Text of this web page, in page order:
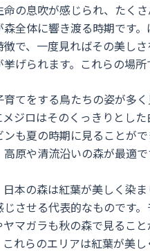
命の息吹が感じられ、たく
森全体に響き渡る時期です
徴で、一度見ればその美し
げられます。これらの場
育てをする鳥たちの姿が多
ジロはそのくっきりとし
ンも夏の時期に見ることが
高原や清流沿いの森が最適
日本の森は紅葉が美しく染
じさせる代表的なものです
ヤマガラも秋の森で見るこ
れらのエリアは紅葉が美